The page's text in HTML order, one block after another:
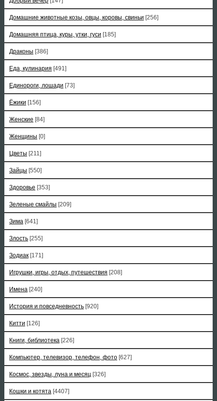
Домашние животные козы, овцы, коровы, свиньи [256]
Домашняя птица, куры, утки, гуси [185]
Драконы [386]
Еда, кулинария [491]
Единороги, лошади [73]
Ёжики [156]
Женские [84]
Женщины [0]
Цветы [211]
Зайцы [550]
Здоровье [353]
Зеленые смайлы [209]
Зима [641]
Злость [255]
Зодиак [171]
Игрушки, игры, отдых, путешествия [208]
Имена [240]
История и повседневность [920]
Китти [126]
Книги, библиотека [226]
Компьютер, телевизор, телефон, фото [627]
Космос, звезды, луна и месяц [326]
Кошки и котята [4407]